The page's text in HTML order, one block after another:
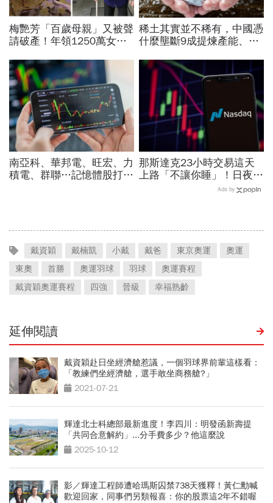
梅艷芳「百歲母親」又被聲
請破產！年領1250萬女兒
悶」想多拿錢環遊世界
稀土其實並不稀有，中國憑
什麼壟斷9成提煉產能、掐
美中角力下，台灣最該擔心
的事
南亞科、華邦電、旺宏、力
積電、群聯…記憶體股打下
那斯達克23小時交易這天
上路「不讓你睡」！日夜盤
時間、新舊制差異…圈內人
Ads by
戴資穎 戴楠凱 小戴 戴爸 東京奧運
奧運
東奧
首勝 奧運羽球 羽球
奧運賽程
戴資穎奧運賽程
四強 晉級 幸福熟齡
延伸閱讀
戴資穎赴日坐經濟艙惹議，一個羽球界前輩這樣看：
「教練們坐經濟艙，選手敢坐商務艙?」
2021-07-21
輝達北士科總部最新進度！李四川：明發函新壽提
「共同合意解約」...分手費多少？他這麼說
2025-10-12
影／輝達工程師遭哈瑪斯囚禁738天獲釋！黃仁勳喊
歡迎回家，同事們另類報喜：你的股票這2年不錯喔